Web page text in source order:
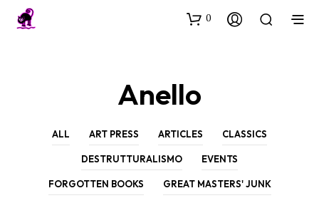
0
Anello
ALL ART PRESS ARTICLES CLASSICS
DESTRUTTURALISMO EVENTS
FORGOTTEN BOOKS GREAT MASTERS' JUNK